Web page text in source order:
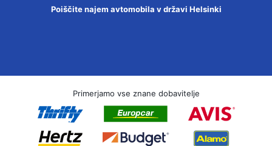
Poiščite najem avtomobila v državi Helsinki
Primerjamo vse znane dobavitelje